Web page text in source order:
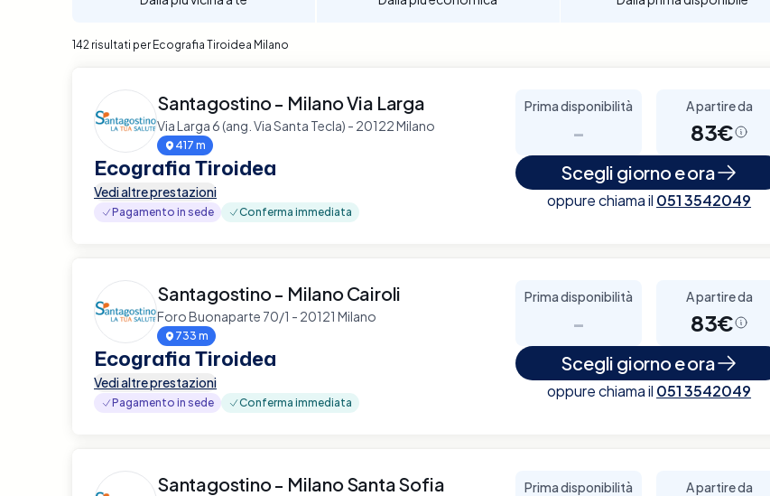
142 risultati per Ecografia Tiroidea Milano
Santagostino - Milano Via Larga
Via Larga 6 (ang. Via Santa Tecla) - 20122 Milano
417 m
Ecografia Tiroidea
Vedi altre prestazioni
Pagamento in sede Conferma immediata
Prima disponibilità
-
A partire da
83€
Scegli giorno e ora
oppure chiama il 051 3542049
Santagostino - Milano Cairoli
Foro Buonaparte 70/1 - 20121 Milano
733 m
Ecografia Tiroidea
Vedi altre prestazioni
Pagamento in sede Conferma immediata
Prima disponibilità
-
A partire da
83€
Scegli giorno e ora
oppure chiama il 051 3542049
Santagostino - Milano Santa Sofia Prima disponibilità A partire da